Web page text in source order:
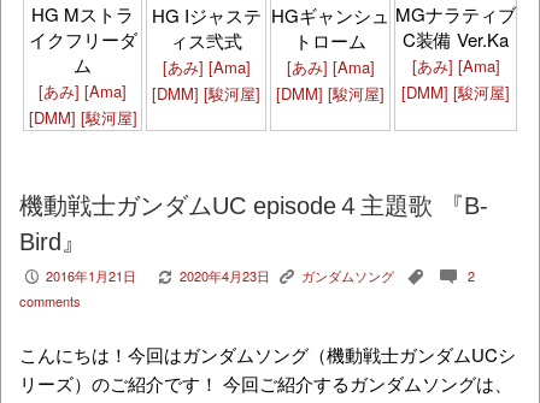
HG Mストラ
イクフリーダ
ム
[あみ] [Ama]
[DMM] [駿河屋]
HG Iジャステ
ィス弐式
[あみ] [Ama]
[DMM] [駿河屋]
HGギャンシュ
トローム
[あみ] [Ama]
[DMM] [駿河屋]
MGナラティブ
C装備 Ver.Ka
[あみ] [Ama]
[DMM] [駿河屋]
機動戦士ガンダムUC episode４主題歌 『B-
Bird』
P 2016年1月21日 V 2020年4月23日 K ガンダムソング , c 2
comments
こんにちは！今回はガンダムソング（機動戦士ガンダムUCシ
リーズ）のご紹介です！ 今回ご紹介するガンダムソングは、